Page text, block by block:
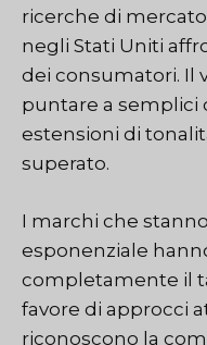
ricerche di
negli Stati Uniti
dei consumatori. Il
puntare a semplici
estensioni di
superato.
I marchi che
esponenziale
completamente il
favore di approcci
riconoscono la